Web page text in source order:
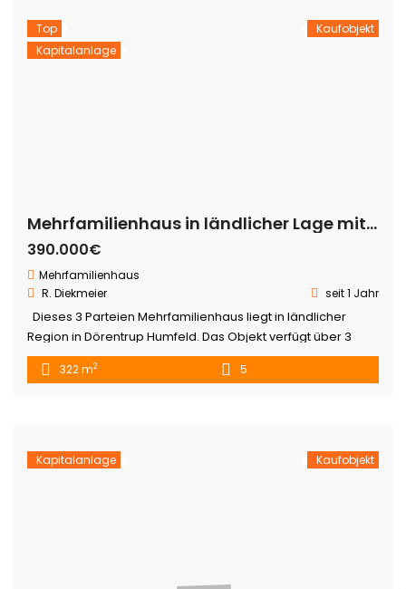
Top
Kapitalanlage
Kaufobjekt
Mehrfamilienhaus in ländlicher Lage mit Pferdewiese
390.000€
Mehrfamilienhaus
R. Diekmeier
seit 1 Jahr
Dieses 3 Parteien Mehrfamilienhaus liegt in ländlicher
Region in Dörentrup Humfeld. Das Objekt verfügt über 3
Mietwohnungen, welche derzeit alle vermietet sind. Diese
Wohnungen haben jeweils einen eigenen Eingang. Auf
welcher […]
322 m2 5
Kapitalanlage Kaufobjekt